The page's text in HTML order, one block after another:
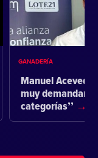
GANADERÍA
Manuel
muy
categorías’’